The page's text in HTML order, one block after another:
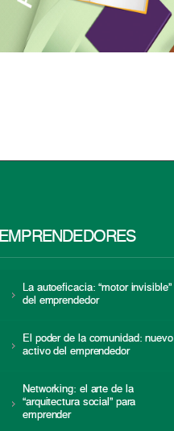
EMPRENDEDORES
La autoeficacia: “motor invisible”
del emprendedor
El poder de la comunidad: nuevo
activo del emprendedor
Networking: el arte de la
“arquitectura social” para
emprender